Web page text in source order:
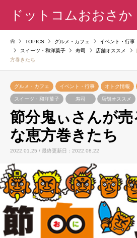
ドットコムおおさか
TOPICS グルメ・カフェ イベント・行事
スイーツ・和洋菓子
寿司 店舗オススメ
方巻きたち
グルメ・カフェ イベント・行事 オトク情報
スイーツ・和洋菓子 寿司 店舗オススメ
節分鬼ぃさんが売
な恵方巻きたち
2022.01.25 / 最終更新日：2022.08.22